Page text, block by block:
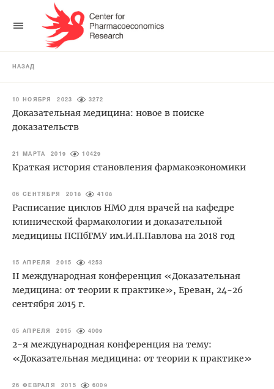
НАЗАД
10 НОЯБРЯ 2023 3272
Доказательная медицина: новое в поиске
доказательств
21 МАРТА 2019 10429
Краткая история становления фармакоэкономики
06 СЕНТЯБРЯ 2018 4108
Расписание циклов НМО для врачей на кафедре
клинической фармакологии и доказательной
медицины ПСПбГМУ им.И.П.Павлова на 2018 год
15 АПРЕЛЯ 2015 4253
II международная конференция «Доказательная
медицина: от теории к практике», Ереван, 24-26
сентября 2015 г.
05 АПРЕЛЯ 2015 4009
2-я международная конференция на тему:
«Доказательная медицина: от теории к практике»
26 ФЕВРАЛЯ 2015 6009